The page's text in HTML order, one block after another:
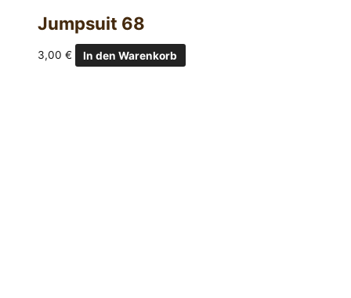
Jumpsuit 68
3,00 € In den Warenkorb